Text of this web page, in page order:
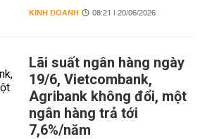
KINH DOANH 08:21 | 20/06/2026
Lãi suất ngân hàng ngày
19/6, Vietcombank,
Agribank không đổi, một
ngân hàng trả tới
7,6%/năm